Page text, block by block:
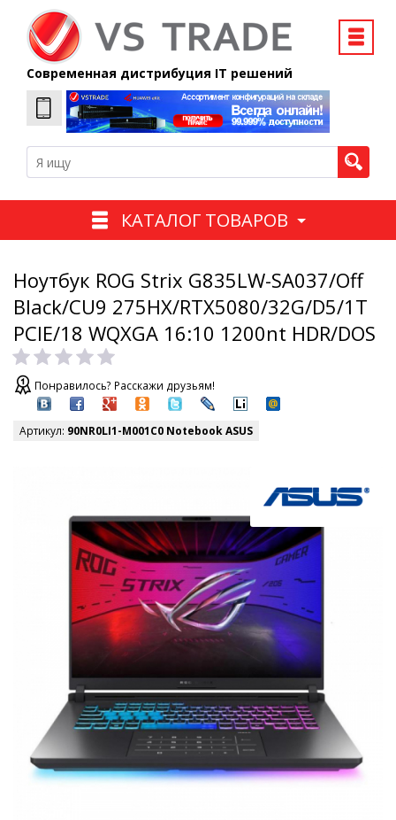
Современная дистрибуция IT решений
КАТАЛОГ ТОВАРОВ
Ноутбук ROG Strix G835LW-SA037/Off
Black/CU9 275HX/RTX5080/32G/D5/1T
PCIE/18 WQXGA 16:10 1200nt HDR/DOS
Понравилось? Расскажи друзьям!
Артикул: 90NR0LI1-M001C0 Notebook ASUS